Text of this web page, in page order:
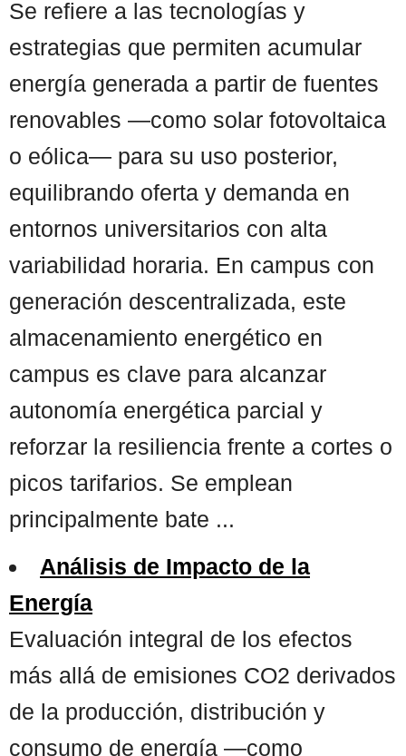
Se refiere a las tecnologías y
estrategias que permiten acumular
energía generada a partir de fuentes
renovables —como solar fotovoltaica
o eólica— para su uso posterior,
equilibrando oferta y demanda en
entornos universitarios con alta
variabilidad horaria. En campus con
generación descentralizada, este
almacenamiento energético en
campus es clave para alcanzar
autonomía energética parcial y
reforzar la resiliencia frente a cortes o
picos tarifarios. Se emplean
principalmente bate ...
Análisis de Impacto de la
Energía
Evaluación integral de los efectos
más allá de emisiones CO2 derivados
de la producción, distribución y
consumo de energía —como